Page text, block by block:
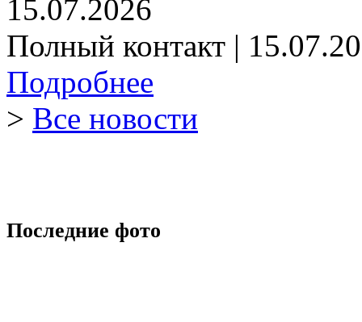
15.07.2026
Полный контакт |
Подробнее
> Все новости
Последние фото